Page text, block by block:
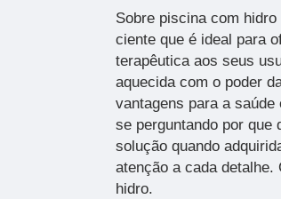
Sobre piscina com
ciente que é ideal para
terapêutica aos seus
aquecida com o poder
vantagens para a
se perguntando por que
solução quando
atenção a cada
hidro.